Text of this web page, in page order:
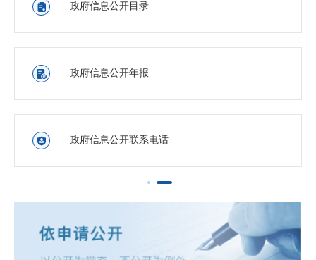
 政府信息公开目录
 政府信息公开年报
 政府信息公开联系电话